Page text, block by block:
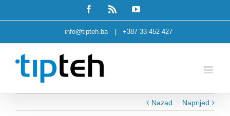
Facebook Youtube
info@tipteh.ba +387 33 452 427
Nazad Naprijed